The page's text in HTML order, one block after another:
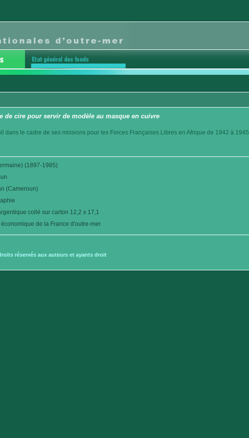
de cire pour servir de modèle au masque en cuivre
dans le cadre de ses missions pour les Forces Françaises Libres en Afrique de 1942 à 1945.
(1897-1985)
(Cameroun)
collé sur carton 12,2 x 17,1
de la France d'outre-mer
réservés aux auteurs et ayants droit